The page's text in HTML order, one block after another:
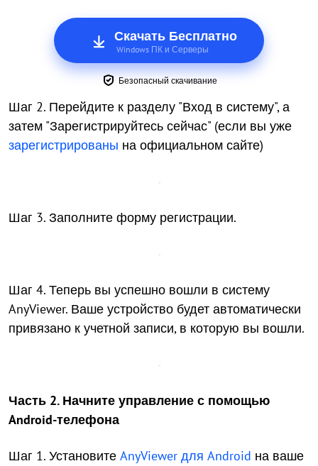
Скачать Бесплатно
Windows ПК и Серверы
Безопасный скачивание
Шаг 2. Перейдите к разделу "Вход в систему", а
затем "Зарегистрируйтесь сейчас" (если вы уже
зарегистрированы на официальном сайте)
Шаг 3. Заполните форму регистрации.
Шаг 4. Теперь вы успешно вошли в систему
AnyViewer. Ваше устройство будет автоматически
привязано к учетной записи, в которую вы вошли.
Часть 2. Начните управление с помощью
Android-телефона
Шаг 1. Установите AnyViewer для Android на ваше